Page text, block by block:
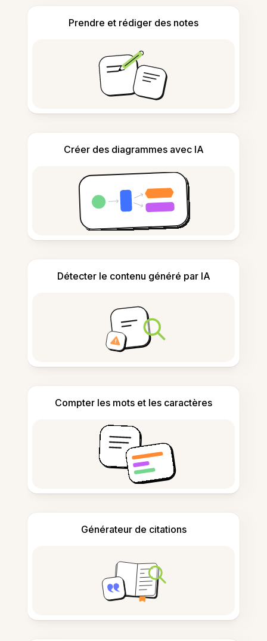
Prendre et rédiger des notes
Créer des diagrammes avec IA
Détecter le contenu généré par IA
Compter les mots et les caractères
Générateur de citations